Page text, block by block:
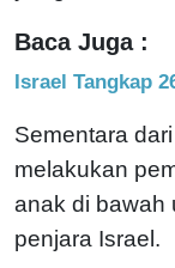
Baca Juga :
Israel Tangkap
Sementara
melakukan
anak di bawah
penjara Israel.